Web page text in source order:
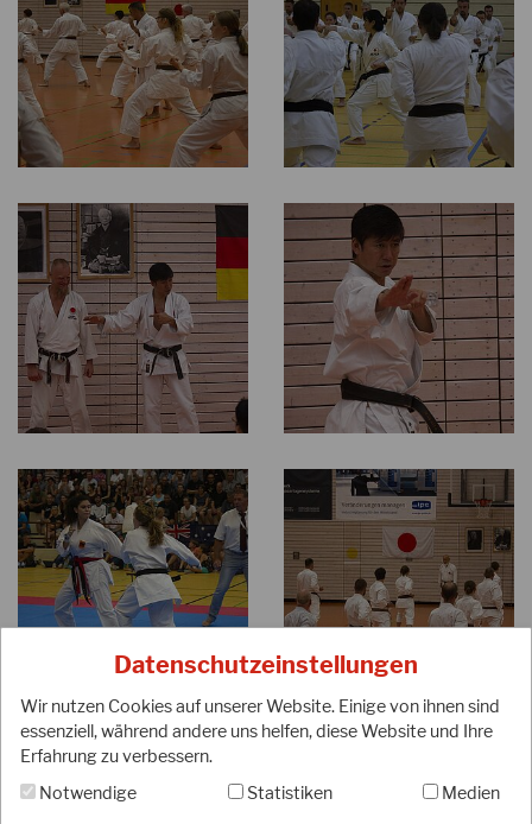
Datenschutzeinstellungen
Wir nutzen Cookies auf unserer Website. Einige von ihnen sind
essenziell, während andere uns helfen, diese Website und Ihre
Erfahrung zu verbessern.
Notwendige
Statistiken Medien